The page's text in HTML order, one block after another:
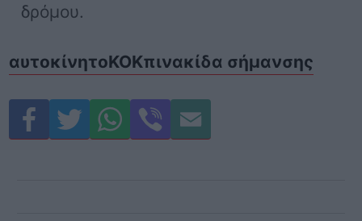
δρόμου.
αυτοκίνητοΚΟΚπινακίδα σήμανσης